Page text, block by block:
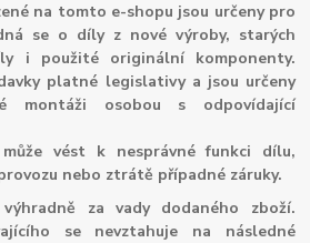
na tomto e-shopu jsou určeny pro
se o díly z nové výroby, starých
i použité originální komponenty.
platné legislativy a jsou určeny
montáži osobou s odpovídající
vést k nesprávné funkci dílu,
nebo ztrátě případné záruky.
za vady dodaného zboží.
se nevztahuje na následné